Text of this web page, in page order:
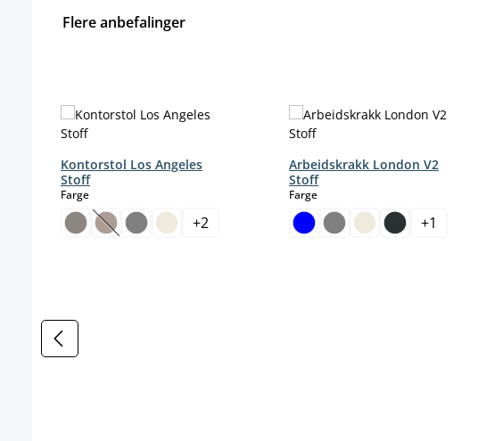
Flere anbefalinger
Kontorstol Los Angeles
Stoff
Fargeselect
(Dette alternativet er foreløpig ikke tilgjengelig.)
+2
Arbeidskrakk London V2
Stoff
Fargeselect
+1